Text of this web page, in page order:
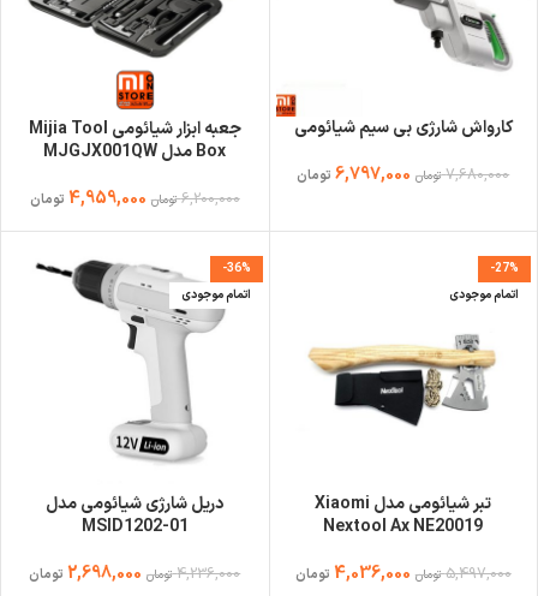
کارواش شارژی بی سیم شیائومی
7,680,000 تومان 6,797,000 تومان
جعبه ابزار شیائومی Mijia Tool
Box مدل MJGJX001QW
6,200,000 تومان 4,959,000 تومان
-27%
اتمام موجودی
تبر شیائومی مدل Xiaomi
Nextool Ax NE20019
5,497,000 تومان 4,036,000 تومان
-36%
اتمام موجودی
دریل شارژی شیائومی مدل
MSID1202-01
4,236,000 تومان 2,698,000 تومان